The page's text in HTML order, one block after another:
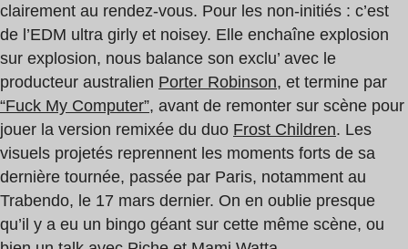
clairement au rendez-vous. Pour les non-initiés : c’est
de l’EDM ultra girly et noisey. Elle enchaîne explosion
sur explosion, nous balance son exclu’ avec le
producteur australien Porter Robinson, et termine par
“Fuck My Computer”, avant de remonter sur scène pour
jouer la version remixée du duo Frost Children. Les
visuels projetés reprennent les moments forts de sa
dernière tournée, passée par Paris, notamment au
Trabendo, le 17 mars dernier. On en oublie presque
qu’il y a eu un bingo géant sur cette même scène, ou